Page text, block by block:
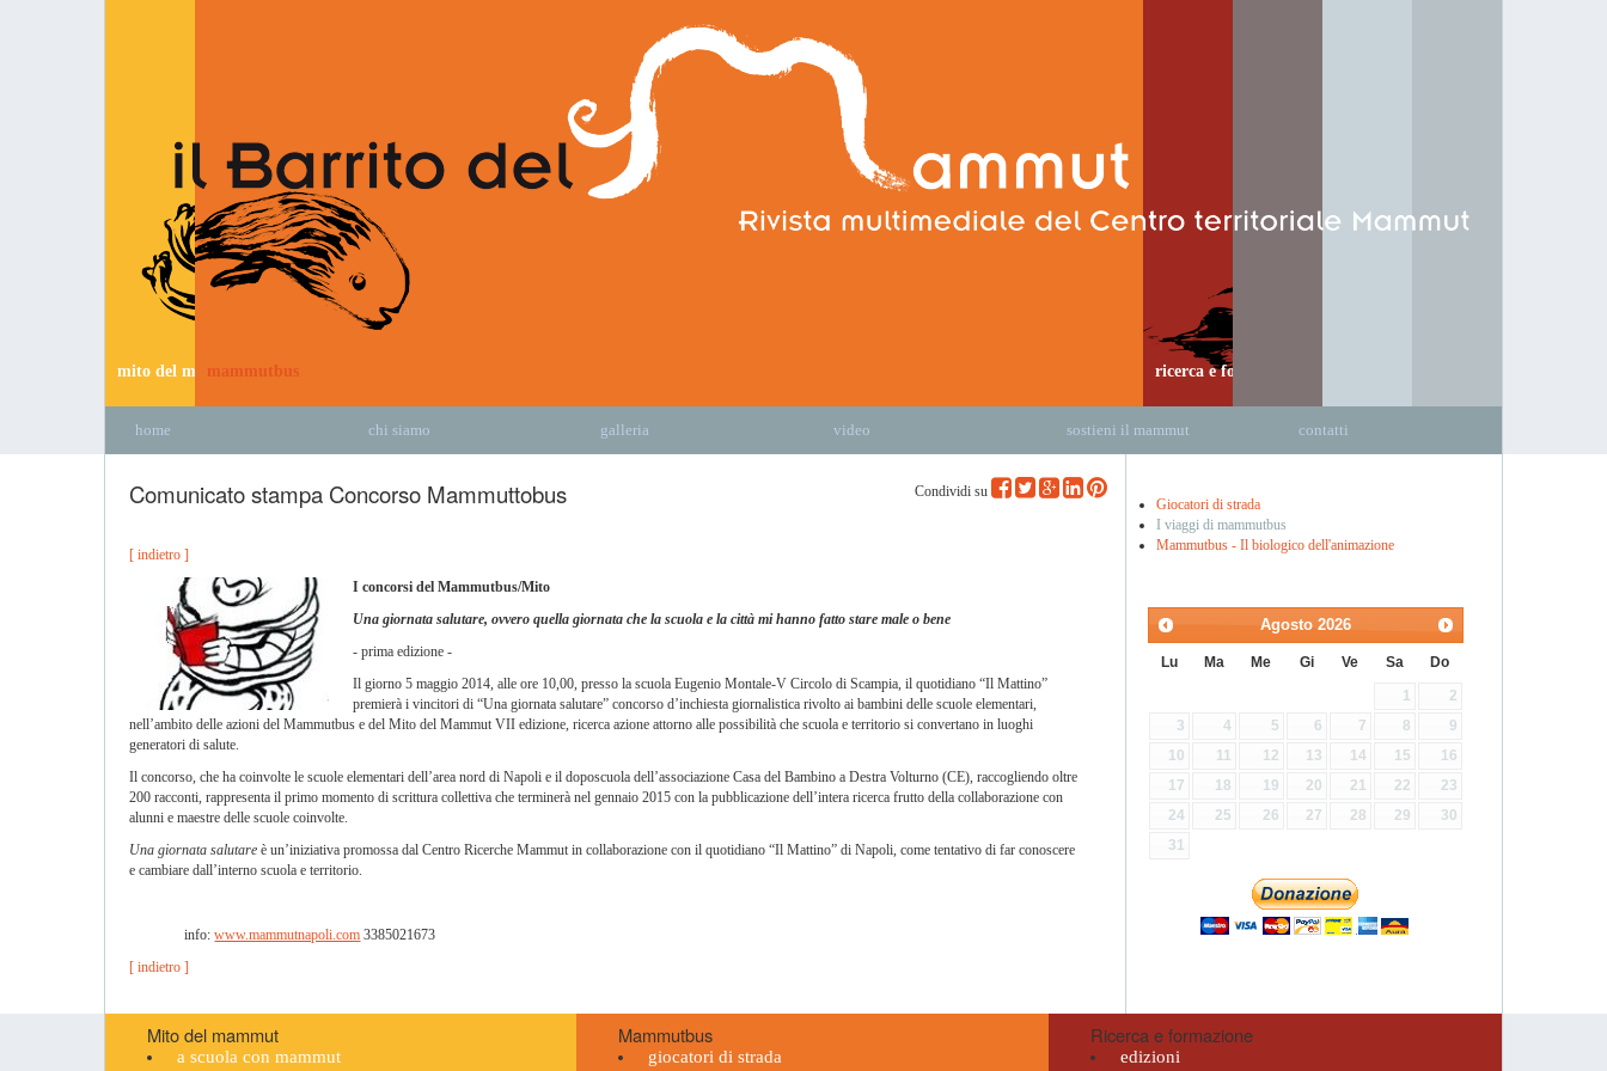
mito del mammutmammutbus ricerca e formazione
home chi siamo galleria video sostieni il mammut contatti
Condividi su
Comunicato stampa Concorso Mammuttobus
[ indietro ]
I concorsi del Mammutbus/Mito
Una giornata salutare, ovvero quella giornata che la scuola e la città mi hanno fatto stare male o bene
- prima edizione -
Il giorno 5 maggio 2014, alle ore 10,00, presso la scuola Eugenio Montale-V Circolo di Scampia, il quotidiano “Il Mattino”
premierà i vincitori di “Una giornata salutare” concorso d’inchiesta giornalistica rivolto ai bambini delle scuole elementari,
nell’ambito delle azioni del Mammutbus e del Mito del Mammut VII edizione, ricerca azione attorno alle possibilità che scuola e territorio si convertano in luoghi
generatori di salute.
Il concorso, che ha coinvolte le scuole elementari dell’area nord di Napoli e il doposcuola dell’associazione Casa del Bambino a Destra Volturno (CE), raccogliendo oltre
200 racconti, rappresenta il primo momento di scrittura collettiva che terminerà nel gennaio 2015 con la pubblicazione dell’intera ricerca frutto della collaborazione con
alunni e maestre delle scuole coinvolte.
Una giornata salutare è un’iniziativa promossa dal Centro Ricerche Mammut in collaborazione con il quotidiano “Il Mattino” di Napoli, come tentativo di far conoscere
e cambiare dall’interno scuola e territorio.
info:www.mammutnapoli.com 3385021673
[ indietro ]
Giocatori di strada
I viaggi di mammutbus
Mammutbus - Il biologico dell'animazione
Agosto 2026
Lu Ma Me Gi Ve Sa Do
1
2
3
4 5 6 7 8
9
10
11 12 13 14 15
16
17
18 19 20 21 22
23
24
25 26 27 28 29
30
31
Mito del mammut
a scuola con mammut
Mammutbus
giocatori di strada
Ricerca e formazione
edizioni